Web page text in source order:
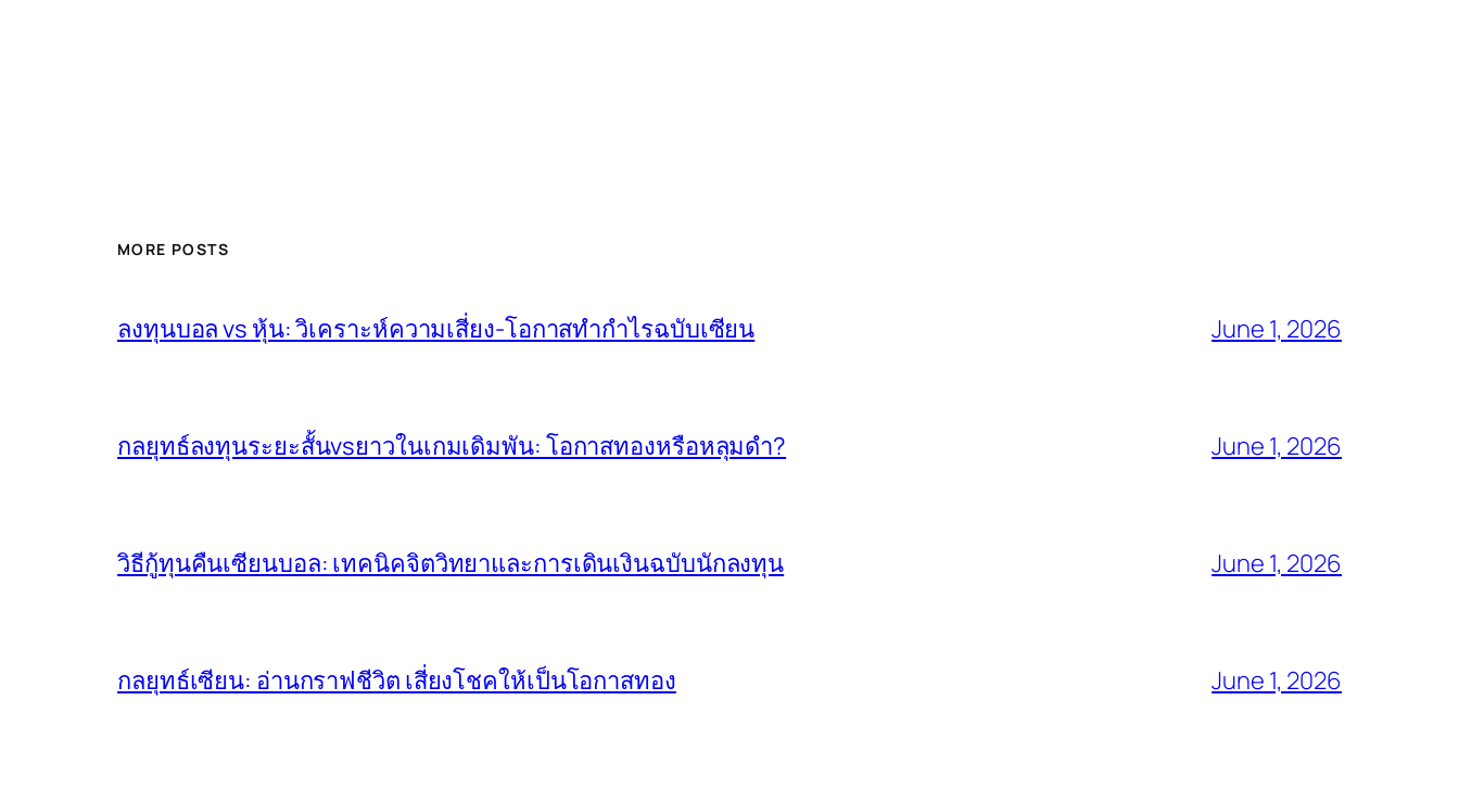
MORE POSTS
ลงทุนบอล vs หุ้น: วิเคราะห์ความเสี่ยง-โอกาสทำกำไรฉบับเซียน June 1, 2026
กลยุทธ์ลงทุนระยะสั้นvsยาวในเกมเดิมพัน: โอกาสทองหรือหลุมดำ? June 1, 2026
วิธีกู้ทุนคืนเซียนบอล: เทคนิคจิตวิทยาและการเดินเงินฉบับนักลงทุน June 1, 2026
กลยุทธ์เซียน: อ่านกราฟชีวิต เสี่ยงโชคให้เป็นโอกาสทอง June 1, 2026